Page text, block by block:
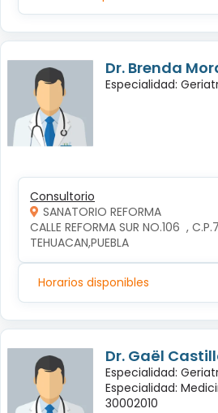
Dr. Brenda
Especialidad:
Consultorio
SANATORIO REFORMA
CALLE REFORMA SUR NO.106  ,
TEHUACAN,PUEBLA
Horarios disponibles
Dr. Gaël
Especialidad:
Especialidad:
30002010